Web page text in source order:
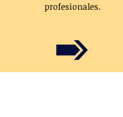
profesionales.